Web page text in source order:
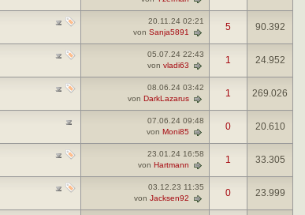
20.11.24 02:21
von Sanja5891 5 90.392
05.07.24 22:43
von vladi63 1 24.952
08.06.24 03:42
von DarkLazarus 1 269.026
07.06.24 09:48
von Moni85 0 20.610
23.01.24 16:58
von Hartmann 1 33.305
03.12.23 11:35
von Jacksen92 0 23.999